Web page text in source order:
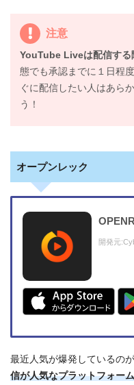
注意
YouTube Liveは配信する
態でも承認までに１日程
ぐに配信したい人はあら
う！
オープンレック
開発元:
最近人気が爆発しているの
信が人気なプラットフォーム